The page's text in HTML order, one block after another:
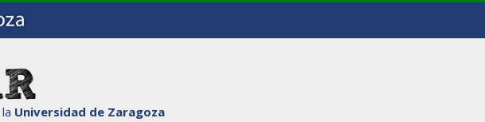
Universidad de Zaragoza